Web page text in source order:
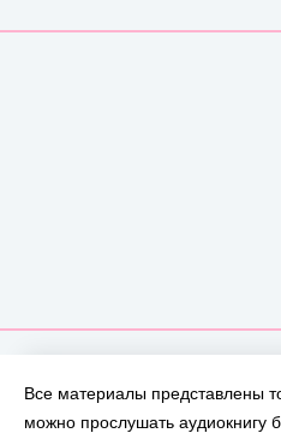
Все материалы представлены
можно прослушать аудиокнигу